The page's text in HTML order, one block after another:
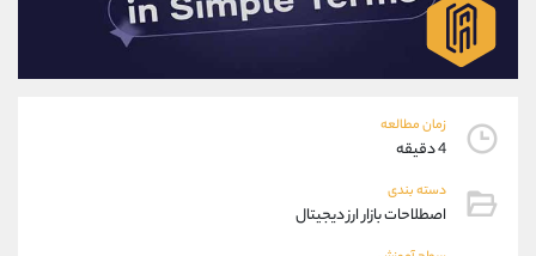
زمان مطالعه
4 دقیقه
دسته بندی
اصطلاحات بازار ارز دیجیتال
09101364784
واتساپ شروع گفتگو
تلگرام
پشتیبان فروش
موبایل